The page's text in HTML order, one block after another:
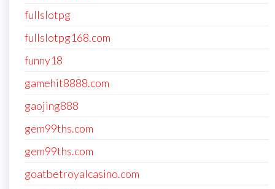
fullslotpg
fullslotpg168.com
funny18
gamehit8888.com
gaojing888
gem99ths.com
gem99ths.com
goatbetroyalcasino.com